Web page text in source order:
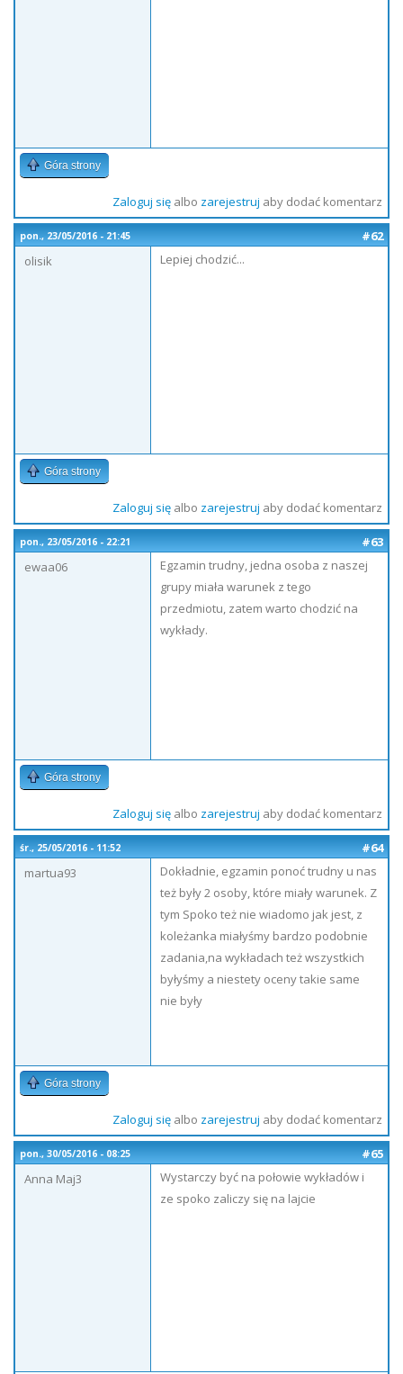
Góra strony
Zaloguj sięalbo zarejestruj aby dodać komentarz
pon., 23/05/2016 - 21:45
#62
olisik
Lepiej chodzić...
Góra strony
Zaloguj sięalbo zarejestruj aby dodać komentarz
pon., 23/05/2016 - 22:21
#63
ewaa06
Egzamin trudny, jedna osoba z naszej
grupy miała warunek z tego
przedmiotu, zatem warto chodzić na
wykłady.
Góra strony
Zaloguj sięalbo zarejestruj aby dodać komentarz
śr., 25/05/2016 - 11:52
#64
martua93
Dokładnie, egzamin ponoć trudny u nas
też były 2 osoby, które miały warunek. Z
tym Spoko też nie wiadomo jak jest, z
koleżanka miałyśmy bardzo podobnie
zadania,na wykładach też wszystkich
byłyśmy a niestety oceny takie same
nie były
Góra strony
Zaloguj sięalbo zarejestruj aby dodać komentarz
pon., 30/05/2016 - 08:25
#65
Anna Maj3
Wystarczy być na połowie wykładów i
ze spoko zaliczy się na lajcie